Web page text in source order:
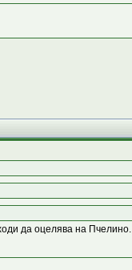
да оцелява на Пчелино.